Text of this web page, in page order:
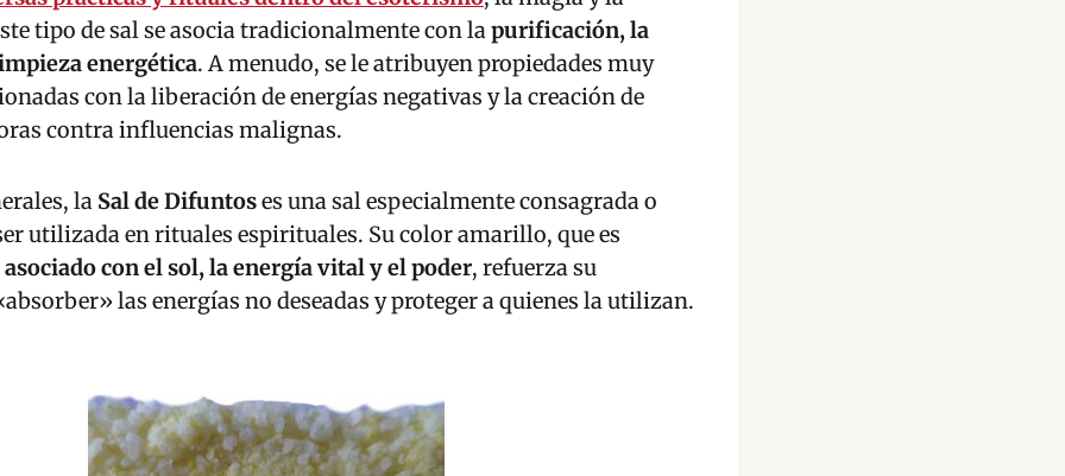
tipo de sal se asocia tradicionalmente con lapurificación, la
energética. A menudo, se le atribuyen propiedades muy
con la liberación de energías negativas y la creación de
contra influencias malignas.
la Sal de Difuntoses una sal especialmente consagrada o
utilizada en rituales espirituales. Su color amarillo, que es
asociado con el sol, la energía vital y el poder, refuerza su
las energías no deseadas y proteger a quienes la utilizan.